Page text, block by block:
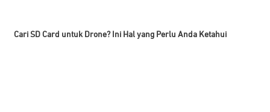
Cari SD Card untuk Drone? Ini Hal yang Perlu Anda Ketahui